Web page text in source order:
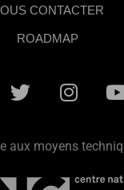
CONTACTER
ROADMAP
aux moyens